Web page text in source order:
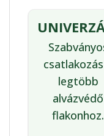
legtöbb
alvázvédő
flakonhoz.